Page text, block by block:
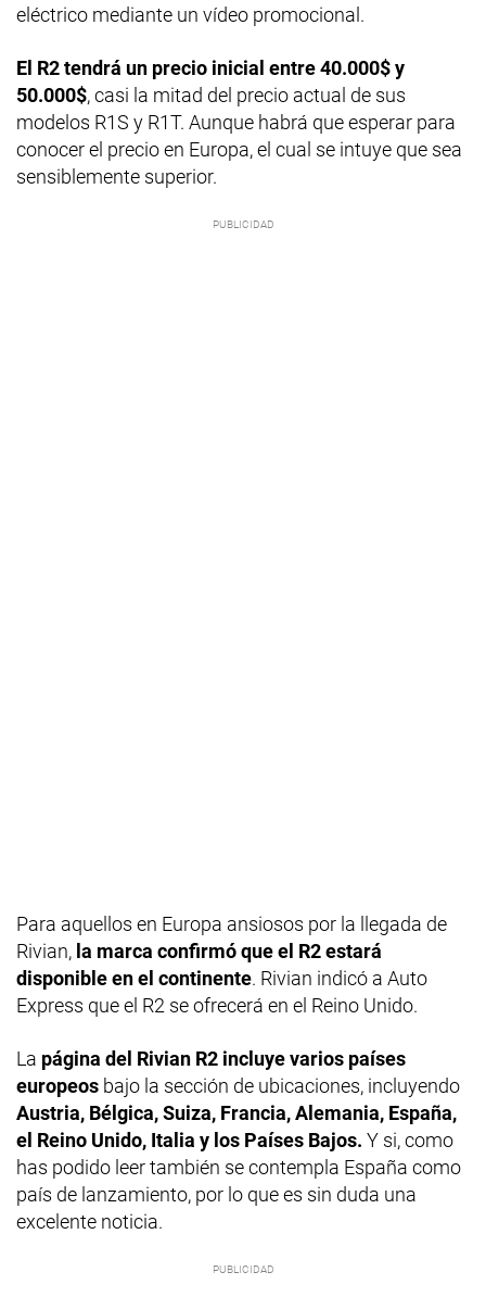
eléctrico mediante un vídeo promocional.
El R2 tendrá un precio inicial entre 40.000$ y
50.000$, casi la mitad del precio actual de sus
modelos R1S y R1T. Aunque habrá que esperar para
conocer el precio en Europa, el cual se intuye que sea
sensiblemente superior.
Para aquellos en Europa ansiosos por la llegada de
Rivian, la marca confirmó que el R2 estará
disponible en el continente. Rivian indicó a Auto
Express que el R2 se ofrecerá en el Reino Unido.
La página del Rivian R2 incluye varios países
europeos bajo la sección de ubicaciones, incluyendo
Austria, Bélgica, Suiza, Francia, Alemania, España,
el Reino Unido, Italia y los Países Bajos. Y si, como
has podido leer también se contempla España como
país de lanzamiento, por lo que es sin duda una
excelente noticia.